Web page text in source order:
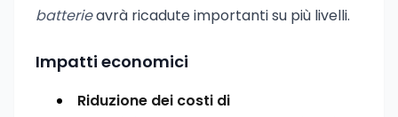
batterieavrà ricadute importanti su più livelli.
Impatti economici
Riduzione dei costi di